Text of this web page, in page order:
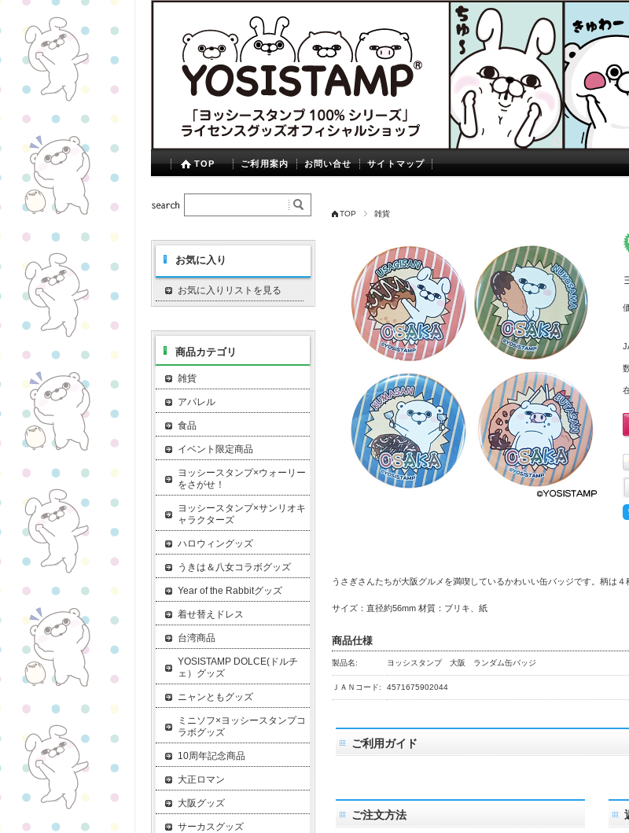
TOP ご利用案内 お問い合せ サイトマップ
TOP 雑貨
うさぎさんたちが大阪グルメを満喫しているかわいい缶バッジです。柄は
サイズ：直径約56mm 材質：ブリキ、紙
商品仕様
製品名: ヨッシスタンプ 大阪 ランダム缶バッジ
ＪＡＮコード: 4571675902044
ご利用ガイド
ご注文方法
お気に入り
お気に入りリストを見る
商品カテゴリ
雑貨
アパレル
食品
イベント限定商品
ヨッシースタンプ×ウォーリー
をさがせ！
ヨッシースタンプ×サンリオキ
ャラクターズ
ハロウィングッズ
うきは＆八女コラボグッズ
Year of the Rabbitグッズ
着せ替えドレス
台湾商品
YOSISTAMP DOLCE(ドルチ
ェ）グッズ
ニャンともグッズ
ミニソフ×ヨッシースタンプコ
ラボグッズ
10周年記念商品
大正ロマン
大阪グッズ
サーカスグッズ